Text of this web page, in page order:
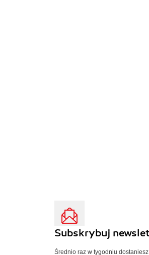
Subskrybuj
Średnio raz w tygodniu